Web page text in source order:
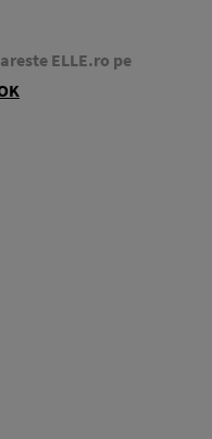
ELLE.ro pe